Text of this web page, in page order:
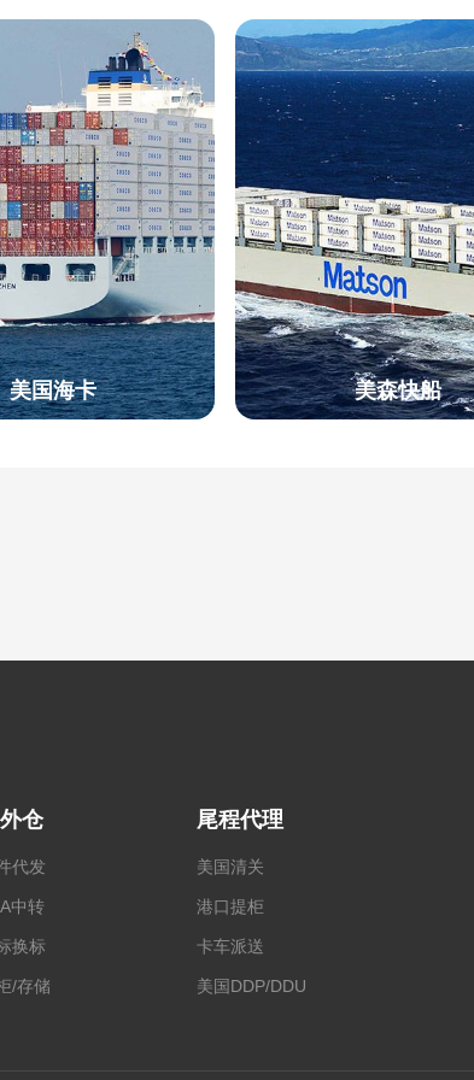
美国海卡 美森快船
仓
代发
中转
换标
/存储
尾程代理
美国清关
港口提柜
卡车派送
美国DDP/DDU